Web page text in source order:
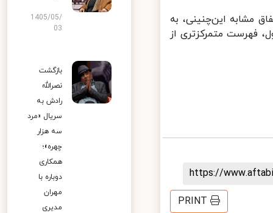
مشابه این‌چنینی، به
متمرکزتری از
https://
PRINT
1405/05/
03
بازگشت
نصرالله
رادش به
سریال «مرد
سه هزار
چهره»؛
همکاری
دوباره با
مهران
مدیری